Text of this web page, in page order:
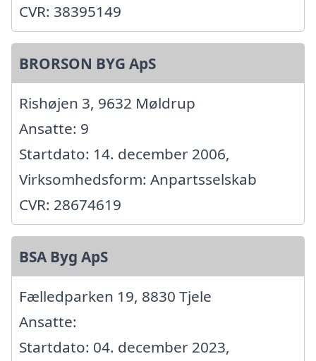
CVR: 38395149
BRORSON BYG ApS
Rishøjen 3, 9632 Møldrup
Ansatte: 9
Startdato: 14. december 2006,
Virksomhedsform: Anpartsselskab
CVR: 28674619
BSA Byg ApS
Fælledparken 19, 8830 Tjele
Ansatte:
Startdato: 04. december 2023,